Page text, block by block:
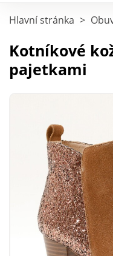
Hlavní stránka >
Kotníkové
pajetkami